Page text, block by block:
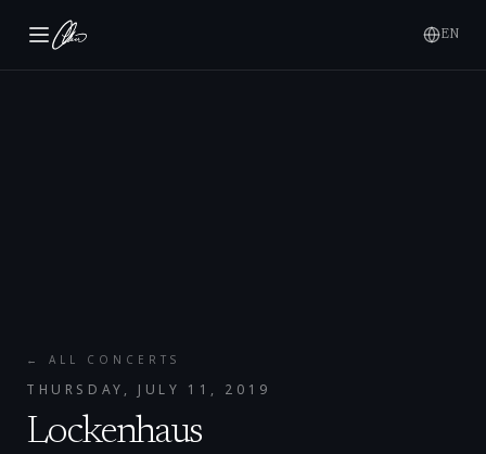
EN
← ALL CONCERTS
THURSDAY, JULY 11, 2019
Lockenhaus